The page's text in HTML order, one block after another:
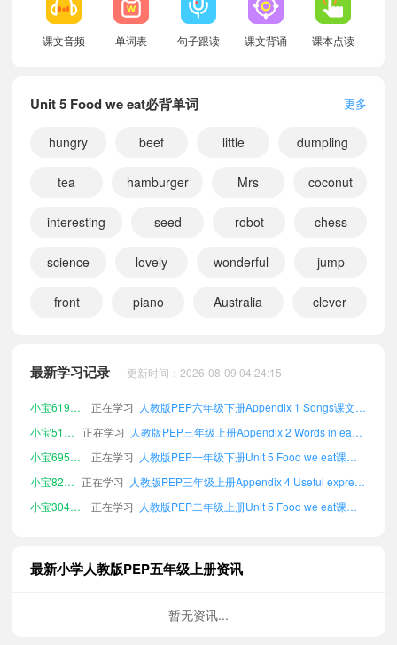
课文音频 单词表 句子跟读 课文背诵 课本点读
Unit 5 Food we eat必背单词 更多
hungry beef little dumpling
tea hamburger Mrs coconut
interesting seed robot chess
science lovely wonderful jump
front piano Australia clever
最新学习记录 更新时间：2026-08-09 04:24:15
小宝246966 正在学习
小宝880580
正在学习
小宝619937
正在学习
人教版PEP六年级下册Appendix 1 Songs课文朗读
小宝512418 正在学习
人教版PEP三年级上册Appendix 2 Words in each unit课文朗读
小宝695926
正在学习
人教版PEP一年级下册Unit 5 Food we eat课文朗读
小宝827270 正在学习
人教版PEP三年级上册Appendix 4 Useful expressions课文朗读
小宝304428
正在学习
人教版PEP二年级上册Unit 5 Food we eat课文朗读
小宝542406
正在学习
最新小学人教版PEP五年级上册资讯
暂无资讯...